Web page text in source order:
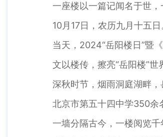
一座楼以一篇记闻名于世，
10月17日，农历九月十五日
当天，2024“岳阳楼日”暨《
文以楼传，擦亮“岳阳楼”世
深秋时节，烟雨洞庭湖畔，
北京市第五十四中学350余名
一墙分隔古今，一楼阅览千